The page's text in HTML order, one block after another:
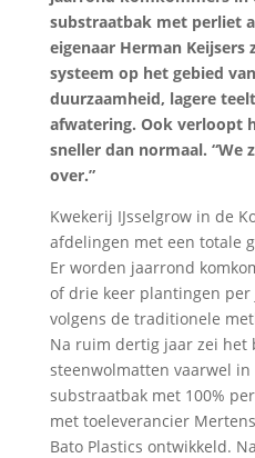
substraatbak met perliet
eigenaar Herman
systeem op het gebied
duurzaamheid, lagere
afwatering. Ook verloopt
sneller dan normaal. “We
over.”
Kwekerij IJsselgrow in de
afdelingen met een totale
Er worden jaarrond
of drie keer plantingen
volgens de traditionele
Na ruim dertig jaar zei het
steenwolmatten vaarwel
substraatbak met 100%
met toeleverancier
Bato Plastics ontwikkeld.